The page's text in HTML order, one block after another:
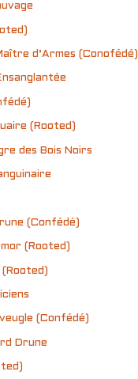
d’Armes (Conofédé)
(Rooted)
des Bois Noirs
(Confédé)
(Rooted)
(Confédé)
Drune